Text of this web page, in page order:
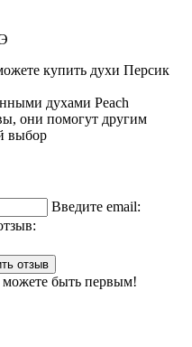
купить духи Персик
духами Peach
они помогут другим
выбор
Введите email:
отзыв
быть первым!